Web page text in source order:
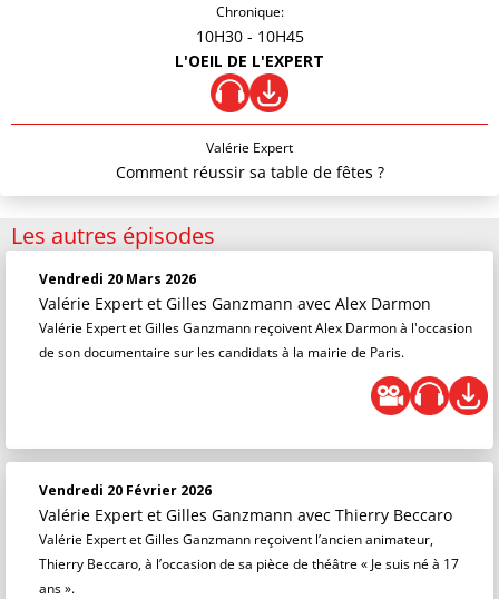
Chronique:
10H30 - 10H45
L'OEIL DE L'EXPERT
Valérie Expert
Comment réussir sa table de fêtes ?
Les autres épisodes
Vendredi 20 Mars 2026
Valérie Expert et Gilles Ganzmann avec Alex Darmon
Valérie Expert et Gilles Ganzmann reçoivent Alex Darmon à l'occasion
de son documentaire sur les candidats à la mairie de Paris.
Vendredi 20 Février 2026
Valérie Expert et Gilles Ganzmann avec Thierry Beccaro
Valérie Expert et Gilles Ganzmann reçoivent l’ancien animateur,
Thierry Beccaro, à l’occasion de sa pièce de théâtre « Je suis né à 17
ans ».